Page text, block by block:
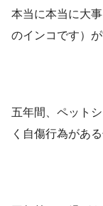
本当に本当に大
のインコです）
五年間、ペット
く自傷行為がある